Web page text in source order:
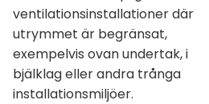
ventilationsinstallationer där
utrymmet är begränsat,
exempelvis ovan undertak, i
bjälklag eller andra trånga
installationsmiljöer.